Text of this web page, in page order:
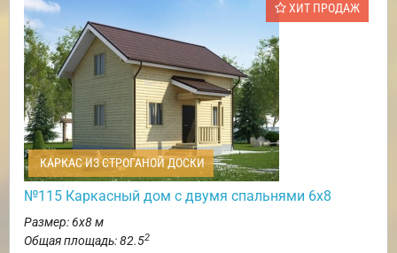
ХИТ ПРОДАЖ
КАРКАС ИЗ СТРОГАНОЙ ДОСКИ
№115 Каркасный дом с двумя спальнями 6х8
Размер: 6х8 м
Общая площадь: 82.52